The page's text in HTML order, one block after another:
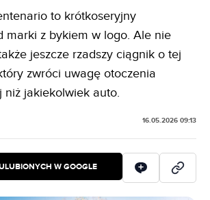
to krótkoseryjny
marki z bykiem w logo. Ale nie
jeszcze rzadszy ciągnik o tej
zwróci uwagę otoczenia
niż jakiekolwiek auto.
16.05.2026 09:13
W GOOGLE